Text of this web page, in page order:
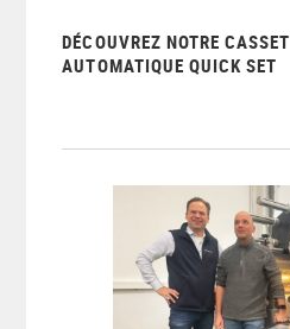
DÉCOUVREZ NOTRE
AUTOMATIQUE QUICK SET